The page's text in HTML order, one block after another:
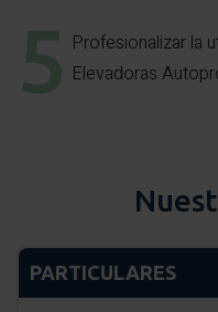
Profesionalizar la
Elevadoras
PARTICULARES